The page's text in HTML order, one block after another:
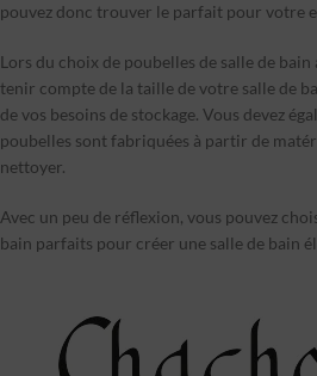
pouvez donc trouver le parfait pour votre
Lors du choix de poubelles de salle de
tenir compte de la taille de votre salle de
de vos besoins de stockage. Vous devez
poubelles sont fabriquées à partir de
nettoyer.
Avec un peu de réflexion, vous pouvez
bain parfaits pour créer une salle de bain